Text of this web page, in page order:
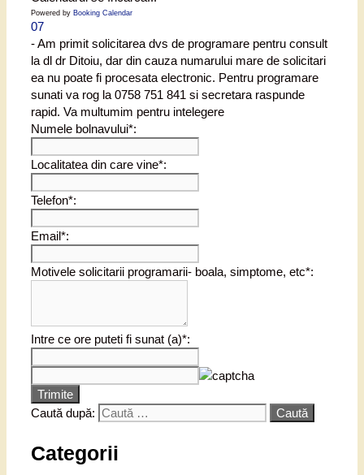
Powered by Booking Calendar
07
- Am primit solicitarea dvs de programare pentru consult
la dl dr Ditoiu, dar din cauza numarului mare de solicitari
ea nu poate fi procesata electronic. Pentru programare
sunati va rog la 0758 751 841 si secretara raspunde
rapid. Va multumim pentru intelegere
Numele bolnavului*:
Localitatea din care vine*:
Telefon*:
Email*:
Motivele solicitarii programarii- boala, simptome, etc*:
Intre ce ore puteti fi sunat (a)*:
Trimite
Caută după:
Categorii